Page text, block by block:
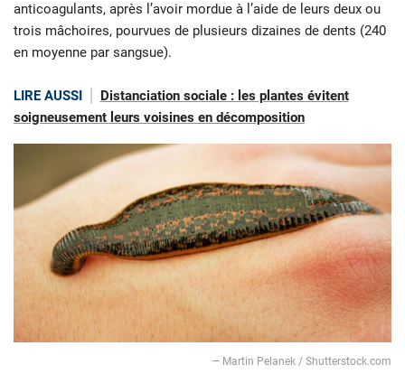
anticoagulants, après l’avoir mordue à l’aide de leurs deux ou
trois mâchoires, pourvues de plusieurs dizaines de dents (240
en moyenne par sangsue).
LIRE AUSSI
Distanciation sociale : les plantes évitent
soigneusement leurs voisines en décomposition
― Martin Pelanek / Shutterstock.com